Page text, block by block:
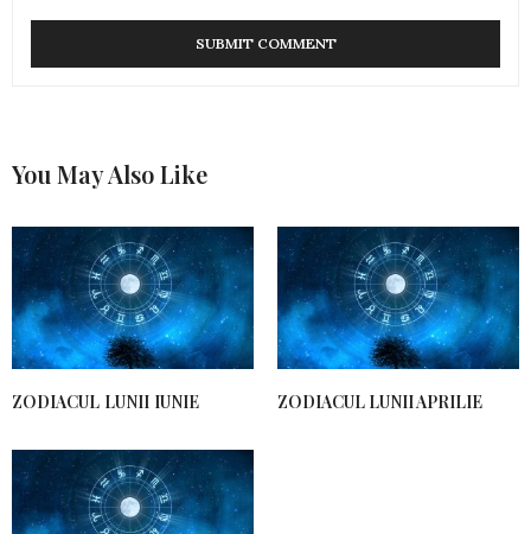
You May Also Like
ZODIACUL LUNII IUNIE ZODIACUL LUNII APRILIE